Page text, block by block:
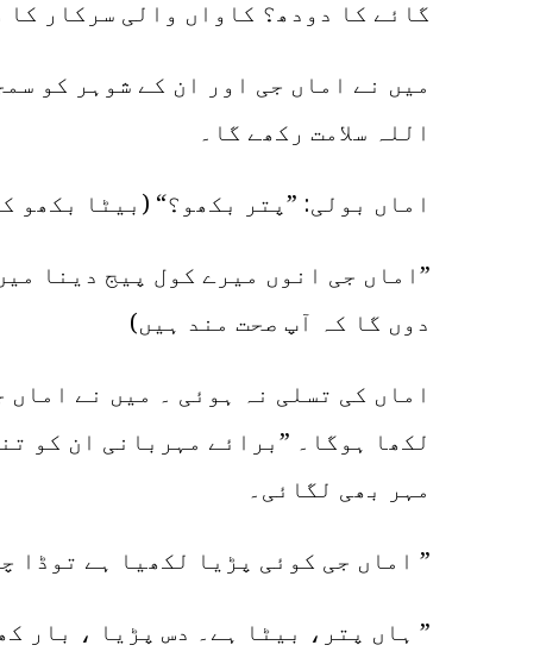
گائے کا دودھ؟ کاواں والی سرکار کا
میں نے اماں جی اور ان کے شوہر کو
اللہ سلامت رکھے گا۔
اماں بولی: ”پتر بکھو؟“ (بیٹا بکھو
”اماں جی انوں میرے کول پیج دینا
دوں گا کہ آپ صحت مند ہیں)
اماں کی تسلی نہ ہوئی ۔ میں نے
لکھا ہوگا۔ ”برائے مہربانی ان کو
مہر بھی لگائی۔
” اماں جی کوئی پڑیا لکھیا ہے توڈا
” ہاں پتر، بیٹا ہے۔ دس پڑیا ، بار